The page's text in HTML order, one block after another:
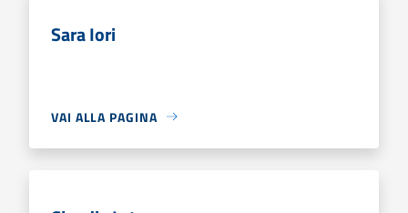
Sara Iori
VAI ALLA PAGINA